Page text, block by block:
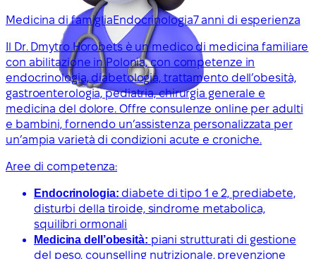
Medicina di famigliaEndocrinologia7 anni di esperienza
Il Dr. Dmytro Horobets è un medico di medicina familiare
con abilitazione in Polonia, con competenze in
endocrinologia, diabetologia, trattamento dell’obesità,
gastroenterologia, pediatria, chirurgia generale e
medicina del dolore. Offre consulenze online per adulti
e bambini, fornendo un’assistenza personalizzata per
un’ampia varietà di condizioni acute e croniche.
Aree di competenza:
Endocrinologia: diabete di tipo 1 e 2, prediabete,
disturbi della tiroide, sindrome metabolica,
squilibri ormonali
Medicina dell’obesità: piani strutturati di gestione
del peso, counselling nutrizionale, prevenzione